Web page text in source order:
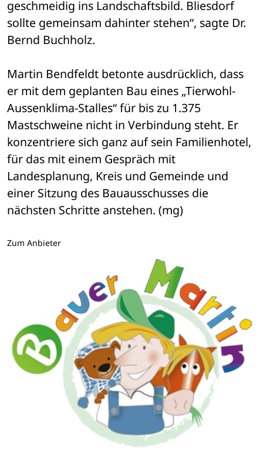
geschmeidig ins Landschaftsbild. Bliesdorf
sollte gemeinsam dahinter stehen“, sagte Dr.
Bernd Buchholz.
Martin Bendfeldt betonte ausdrücklich, dass
er mit dem geplanten Bau eines „Tierwohl-
Aussenklima-Stalles“ für bis zu 1.375
Mastschweine nicht in Verbindung steht. Er
konzentriere sich ganz auf sein Familienhotel,
für das mit einem Gespräch mit
Landesplanung, Kreis und Gemeinde und
einer Sitzung des Bauausschusses die
nächsten Schritte anstehen. (mg)
Zum Anbieter